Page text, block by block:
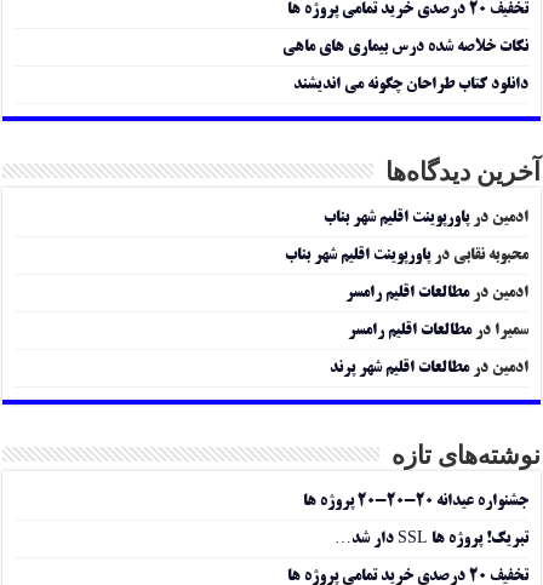
تخفیف ۲۰ درصدی خرید تمامی پروژه ها
نکات خلاصه شده درس بیماری های ماهی
دانلود کتاب طراحان چگونه می اندیشند
آخرین دیدگاه‌ها
ادمین درپاورپوینت اقلیم شهر بناب
محبوبه نقابی درپاورپوینت اقلیم شهر بناب
ادمین درمطالعات اقلیم رامسر
سمیرا درمطالعات اقلیم رامسر
ادمین درمطالعات اقلیم شهر پرند
نوشته‌های تازه
جشنواره عیدانه ۲۰-۲۰-۲۰ پروژه ها
تبریک! پروژه ها SSL دار شد…
تخفیف ۲۰ درصدی خرید تمامی پروژه ها